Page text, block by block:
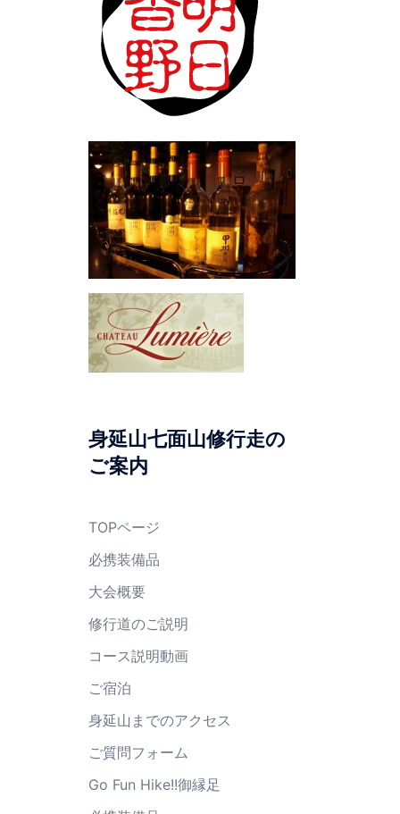
身延山七面山修行走の
ご案内
TOPページ
必携装備品
大会概要
修行道のご説明
コース説明動画
ご宿泊
身延山までのアクセス
ご質問フォーム
Go Fun Hike!!御縁足